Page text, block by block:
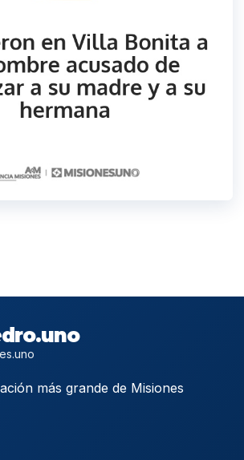
más grande de Misiones